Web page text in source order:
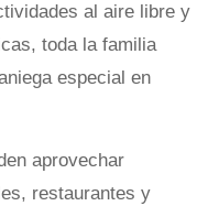
al aire libre y
toda la familia
especial en
aprovechar
restaurantes y